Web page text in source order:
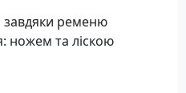
завдяки ременю
ножем та ліскою